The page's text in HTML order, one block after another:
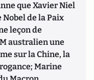
que Xavier Niel
Nobel de la Paix
leçon de
australien une
sur la Chine, la
Marine